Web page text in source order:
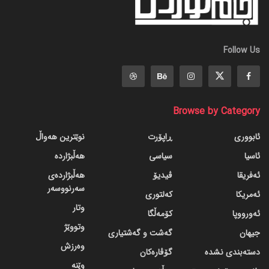
Follow Us
Browse by Category
ئابووری
ئاسیا
ئەفریقا
ئەمریکا
ئەورووپا
جیهان
دسته‌بندی نشده
ڕاپۆرت
سیاسی
ڤیدیۆ
کەلتوری
کۆمەڵگا
گه‌شت و گه‌شتیاری
گۆڤاره‌کان
نوێترین هەواڵ
هەڵبژاردە
هەڵبژاردەی
سەرنووسەر
وتار
وتووێژ
وەرزش
وێنە